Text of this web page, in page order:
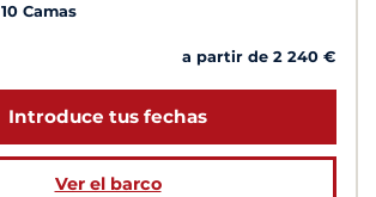
10 Camas
a partir de 2 240 €
Introduce tus fechas
Ver el barco